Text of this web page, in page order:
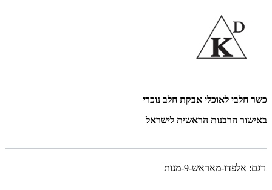
כשר חלבי לאוכלי אבקת חלב נוכרי
באישור הרבנות הראשית לישראל
דגם: אלפדו-מאראש-9-מנות